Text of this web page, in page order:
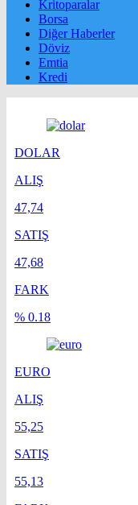
Kritoparalar
Borsa
Diğer Haberler
Döviz
Emtia
Kredi
DOLAR
ALIŞ
47,74
SATIŞ
47,68
FARK
% 0.18
EURO
ALIŞ
55,25
SATIŞ
55,13